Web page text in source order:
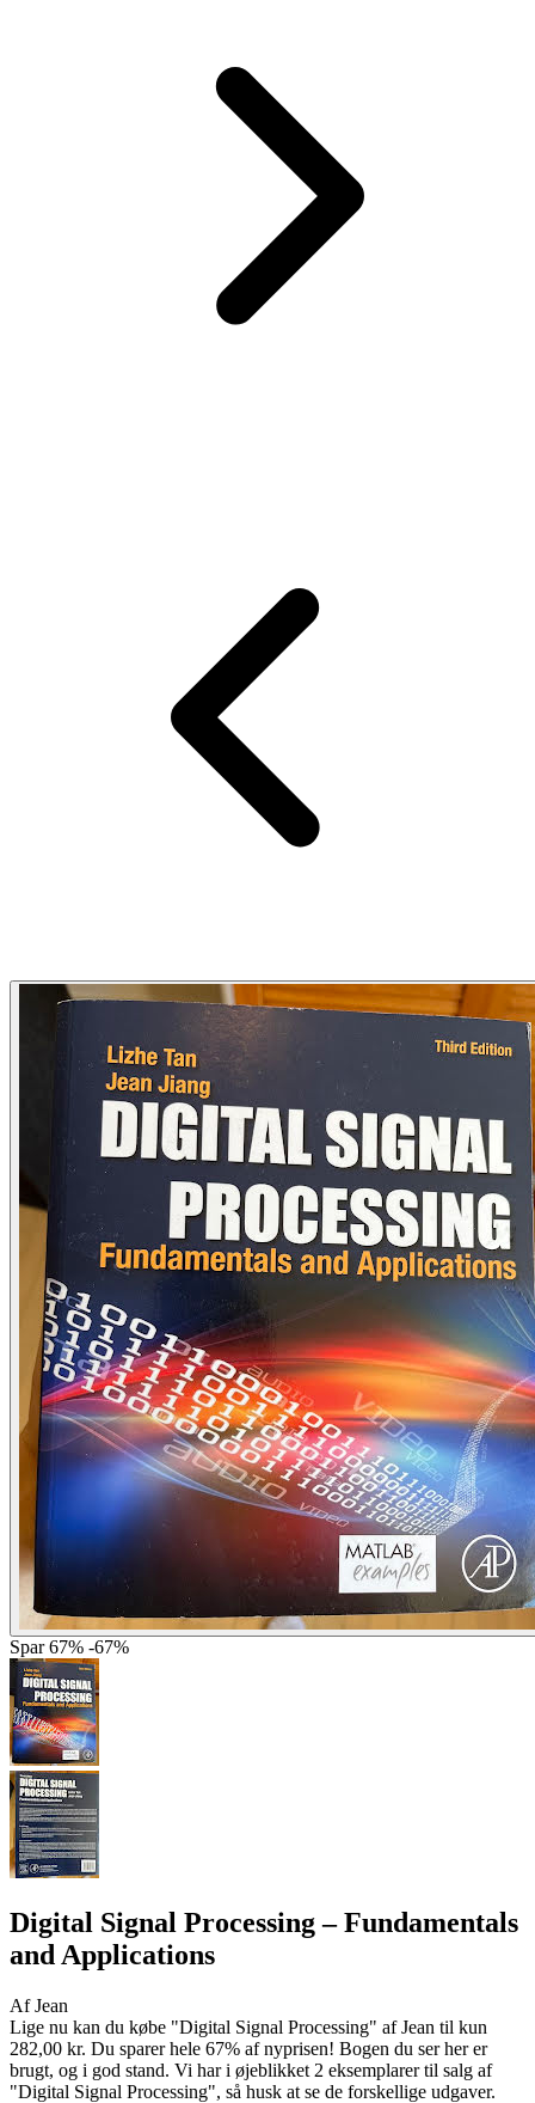
Spar 67% -67%
Digital Signal Processing– Fundamentals
and Applications
AfJean
Lige nu kan du købe "Digital Signal Processing" af Jean til kun
282,00 kr. Du sparer hele 67% af nyprisen! Bogen du ser her er
brugt, og i god stand. Vi har i øjeblikket 2 eksemplarer til salg af
"Digital Signal Processing", så husk at se de forskellige udgaver.